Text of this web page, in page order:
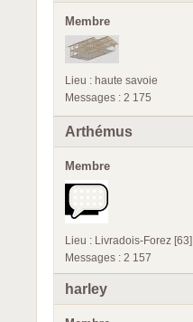
Membre
Lieu : haute savoie
Messages : 2 175
Arthémus
Membre
Lieu : Livradois-Forez [63]
Messages : 2 157
harley